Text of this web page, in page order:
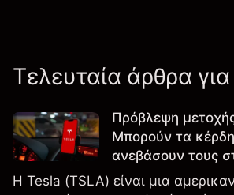
Τελευταία άρθρα
Πρόβλεψη
Μπορούν τα
ανεβάσουν τους
Η Tesla (TSLA) είναι μια